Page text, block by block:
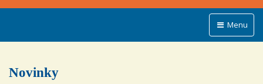
Menu
Novinky